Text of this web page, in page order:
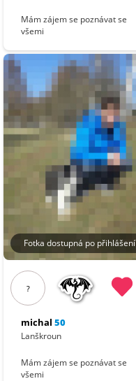
Mám zájem se poznávat se
všemi
Fotka dostupná po přihlášení
?
michal 50
Lanškroun
Mám zájem se poznávat se
všemi